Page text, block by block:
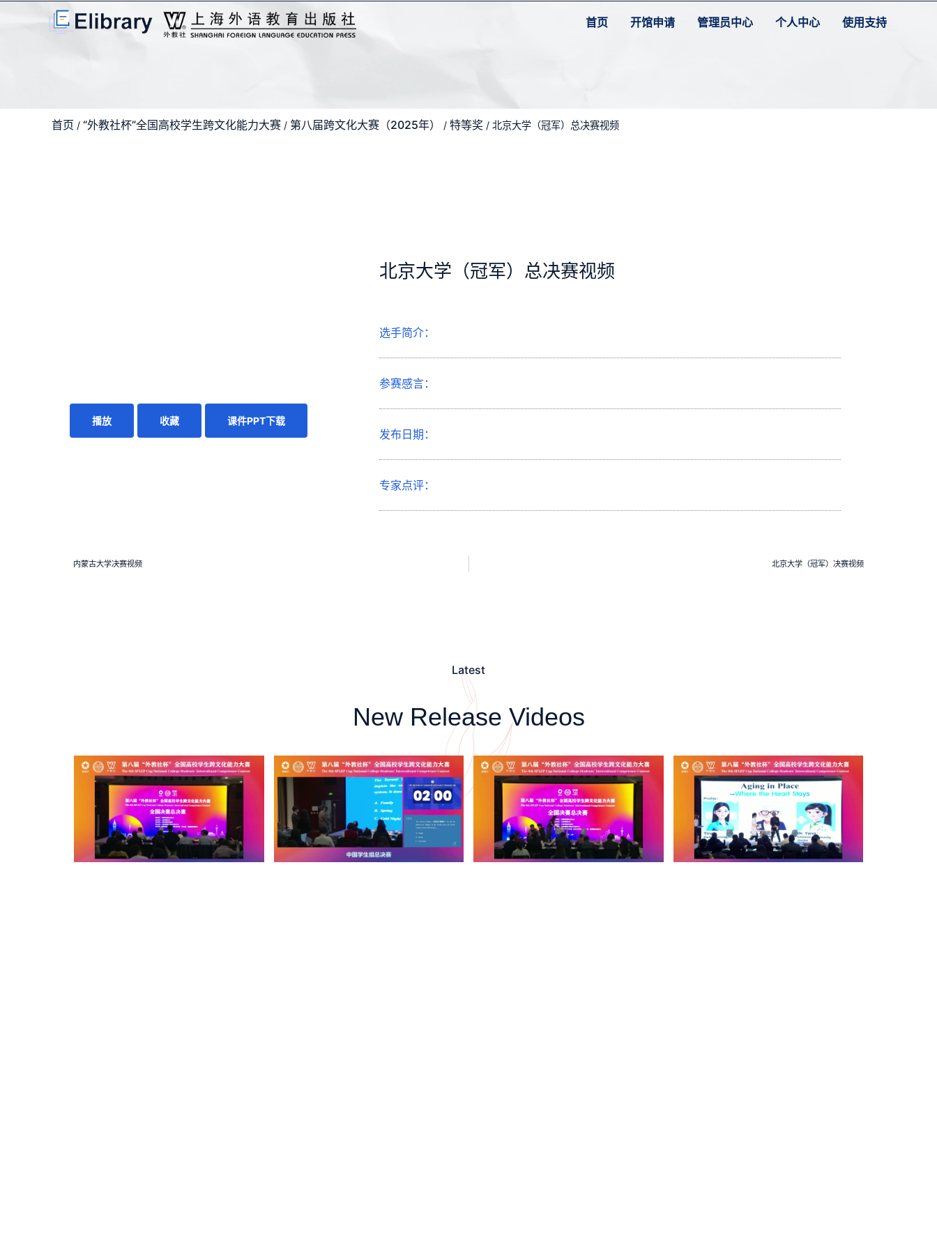
首页 开馆申请 管理员中心 个人中心 使用支持
首页 / “外教社杯”全国高校学生跨文化能力大赛 / 第八届跨文化大赛（2025年） / 特等奖 / 北京大学（冠军）总决赛视频
播放 收藏 课件PPT下载
北京大学（冠军）总决赛视频
选手简介：
参赛感言：
发布日期：
专家点评：
内蒙古大学决赛视频 北京大学（冠军）决赛视频
Latest
New Release Videos